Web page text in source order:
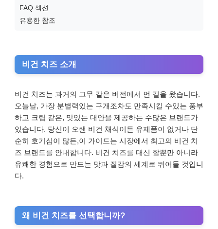
FAQ 섹션
유용한 참조
비건 치즈 소개
비건 치즈는 과거의 고무 같은 버전에서 먼 길을 왔습니다.
오늘날, 가장 분별력있는 구개조차도 만족시킬 수있는 풍부
하고 크림 같은, 맛있는 대안을 제공하는 수많은 브랜드가
있습니다. 당신이 오랜 비건 채식이든 유제품이 없거나 단
순히 호기심이 많든,이 가이드는 시장에서 최고의 비건 치
즈 브랜드를 안내합니다. 비건 치즈를 대신 할뿐만 아니라
유쾌한 경험으로 만드는 맛과 질감의 세계로 뛰어들 것입니
다.
왜 비건 치즈를 선택합니까?